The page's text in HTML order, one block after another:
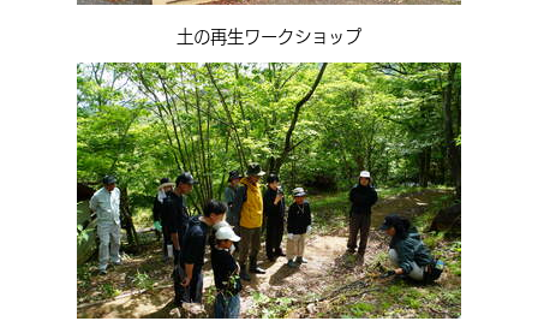
土の再生ワークショップ